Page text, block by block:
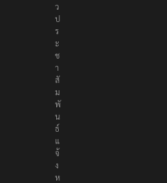
า
ว
ป
ร
ะ
ช
า
สั
ม
พั
น
ธ์
แ
จ้
ง